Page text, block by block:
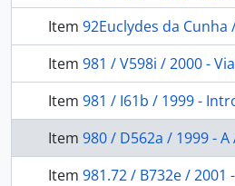
Item 92Euclydes da Cunha / L732e / 2000 -
Item 981 / V598i / 2000 - Viagem incompleta: a
Item 981 / I61b / 1999 - Introdução ao
Item 980 / D562a / 1999 - A América
Item 981.72 / B732e / 2001 - Do extrativismo à pecuária: algumas